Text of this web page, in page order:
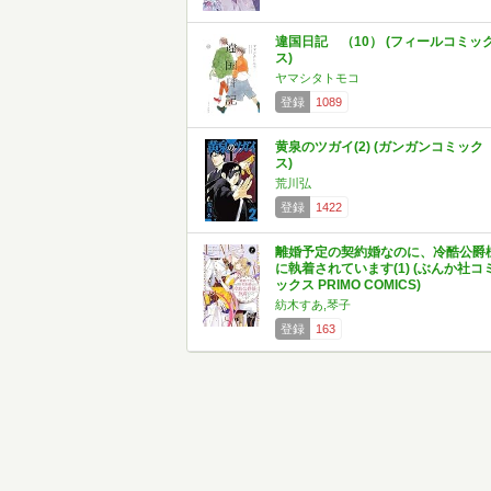
違国日記 （10） (フィールコミッ
ス)
ヤマシタトモコ
登録
1089
黄泉のツガイ(2) (ガンガンコミック
ス)
荒川弘
登録
1422
離婚予定の契約婚なのに、冷酷公爵
に執着されています(1) (ぶんか社コ
ックス PRIMO COMICS)
紡木すあ,琴子
登録
163